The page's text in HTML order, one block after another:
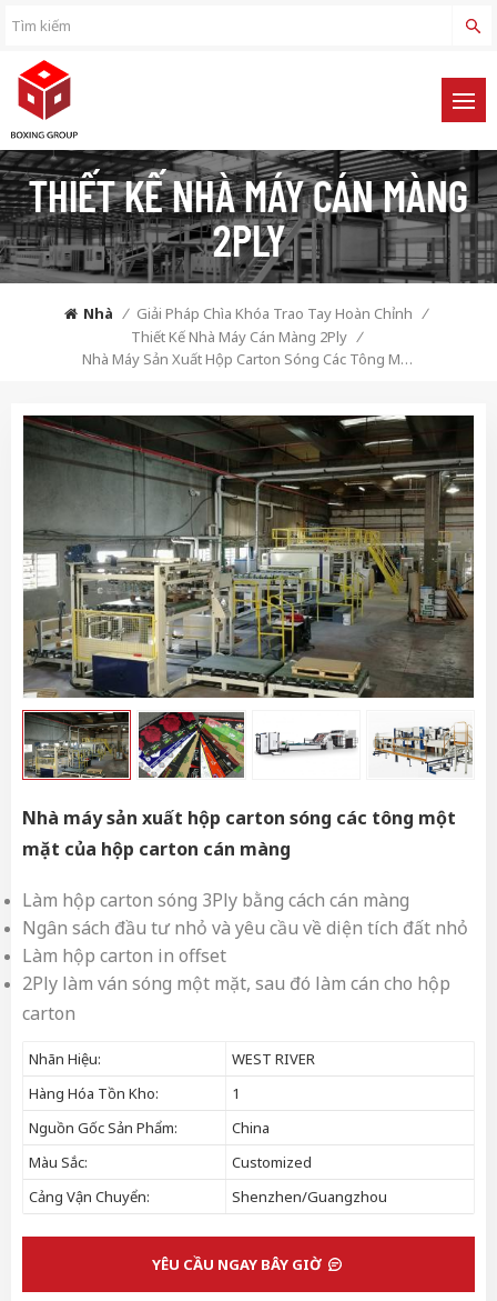
THIẾT KẾ NHÀ MÁY CÁN MÀNG
2PLY
Nhà / Giải Pháp Chìa Khóa Trao Tay Hoàn Chỉnh /
Thiết Kế Nhà Máy Cán Màng 2Ply /
Nhà Máy Sản Xuất Hộp Carton Sóng Các Tông Một Mặt Của Hộp Carton Cán Màng
Nhà máy sản xuất hộp carton sóng các tông một
mặt của hộp carton cán màng
Làm hộp carton sóng 3Ply bằng cách cán màng
Ngân sách đầu tư nhỏ và yêu cầu về diện tích đất nhỏ
Làm hộp carton in offset
2Ply làm ván sóng một mặt, sau đó làm cán cho hộp
carton
Nhãn Hiệu:
WEST RIVER
Hàng Hóa Tồn Kho:
1
Nguồn Gốc Sản Phẩm:
China
Màu Sắc:
Customized
Cảng Vận Chuyển:
Shenzhen/Guangzhou
YÊU CẦU NGAY BÂY GIỜ